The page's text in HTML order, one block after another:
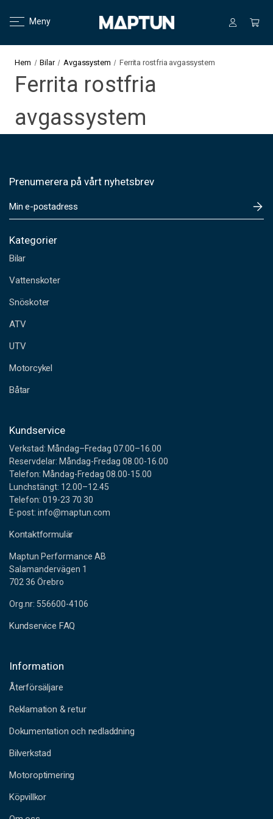
Meny
Hem Bilar Avgassystem Ferrita rostfria avgassystem
Ferrita rostfria
avgassystem
Prenumerera på vårt nyhetsbrev
-
o
t
a
r
s
s
Kategorier
Bilar
Vattenskoter
Snöskoter
ATV
UTV
Motorcykel
Båtar
Kundservice
Verkstad: Måndag–Fredag 07.00–16.00
Reservdelar: Måndag-Fredag 08.00-16.00
Telefon: Måndag-Fredag 08.00-15.00
Lunchstängt: 12.00–12.45
Telefon: 019-23 70 30
E-post: info@maptun.com
Kontaktformulär
Maptun Performance AB
Salamandervägen 1
702 36 Örebro
Org.nr: 556600-4106
Kundservice FAQ
Information
Återförsäljare
Reklamation & retur
Dokumentation och nedladdning
Bilverkstad
Motoroptimering
Köpvillkor